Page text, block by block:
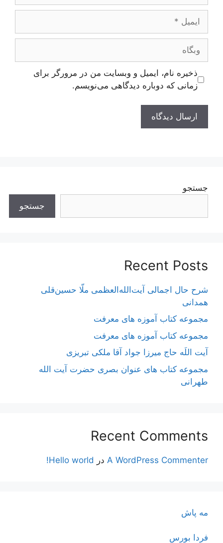
ایمیل
وبگاه
ذخیره نام، ایمیل و وبسایت من در مرورگر برای
زمانی که دوباره دیدگاهی می‌نویسم.
جستجو
جستجو
Recent Posts
شرح حال اجمالی آیت‌الله‌العظمی ملّا حسین‌قلی
همدانی
مجموعه کتاب آموزه های معرفت
مجموعه کتاب آموزه های معرفت
آیت اللَه حاج میرزا جواد آقا ملکی تبریزی
مجموعه کتاب های عنوان بصری حضرت آیت الله
طهرانی
Recent Comments
A WordPress Commenter در Hello world!
مه پاش
فردا بورس